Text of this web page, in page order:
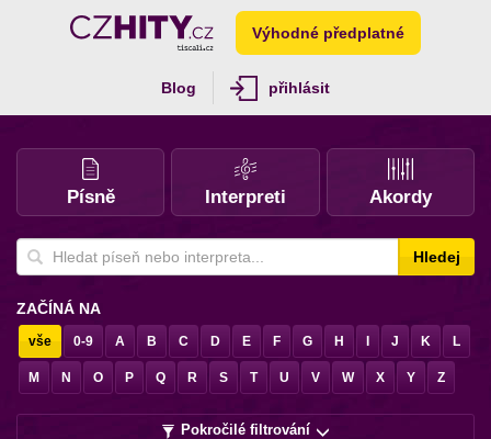
Výhodné předplatné
Blog přihlásit
Písně Interpreti Akordy
Hledej
ZAČÍNÁ NA
vše 0-9 A B C D E F G H J K L
M N O P Q R S T U V W X Y Z
Pokročilé filtrování